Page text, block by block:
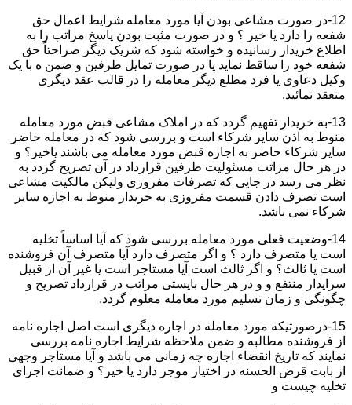
12-در صورت مشاعی بودن آیا مورد معامله شرایط اعمال حق
شفعه را دارد یا خیر ؟ و در صورت مثبت بودن پاسخ مراتب را به
اطلاع خریدار رسانیده و خواسته شود که شریک دیگر صراحتاً حق
شفعه خود را ساقط نماید یا در صورت تمایل طرفین و ضمن ه با یک
وکیل دعاوی یا فرد مطلع دیگر معامله را در قالب عقد دیگری
منعقد نمائید.
13-به خریدار تفهیم گردد که در املاک مشاعی قبض مورد معامله
منوط به اذن سایر شرکاء است و بررسی شود که در معامله حاضر
سایر شرکاء حاضر به اجازه قبض مورد معامله می باشند یاخیر؟ و
در هر حال مراتب مسئولیت طرفین قرارداد در آن تصریح گردد به
نظر می رسد در جایی که تصرفات مفروزی ولیکن مالکیت مشاعی
است تصرف دادن قسمت مفروزی به خریدار منوط به اجازه سایر
شرکاء نمی باشد.
14-وضعیت فعلی مورد معامله بررسی شود که آیا اساساً تخلیه
است یا متصرف دارد ؟ و اگر متصرف دارد آیا متصرف آن فروشنده
است یا ثالث؟ و اگر ثالث است آیا مستاجر است یا غیر آن از قبیل
سرایدار منتفع و و در هر حال بایستی مراتب در قرارداد تصریح و
چگونگی و زمان تسلیم مورد معامله معلوم گردد.
15-درصورتیکه مورد معامله در اجاره دیگری است اصل اجاره نامه
از فروشنده مطالبه و ضمن ملاحظه شرایط اجاره نامه بررسی
نمایند که تاریخ انقضاء اجاره چه زمانی می باشد و آیا مستاجر وجهی
از بابت قرض الحسنه در اختیار موجر دارد یا خیر؟ و ضمانت اجرای
تخلیه چیست و